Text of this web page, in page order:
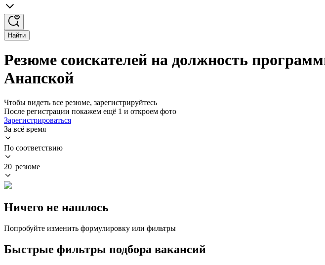
Найти
Резюме соискателей на должность
Анапской
Чтобы видеть все резюме, зарегистрируйтесь
После регистрации покажем ещё 1 и откроем фото
Зарегистрироваться
За всё время
По соответствию
20 резюме
Ничего не нашлось
Попробуйте изменить формулировку или фильтры
Быстрые фильтры подбора вакансий